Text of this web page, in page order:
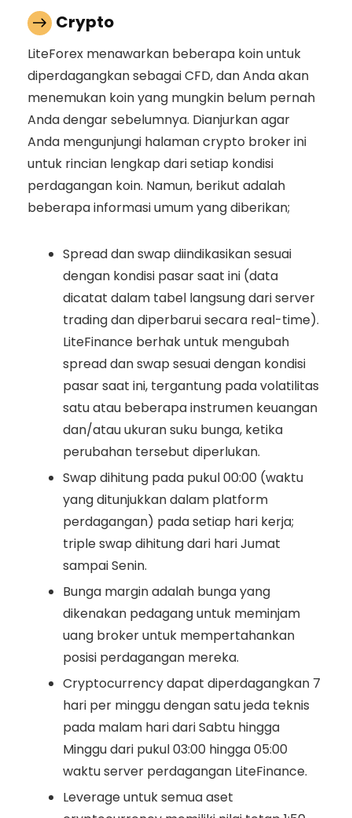
Crypto
LiteForex menawarkan beberapa koin untuk
diperdagangkan sebagai CFD, dan Anda akan
menemukan koin yang mungkin belum pernah
Anda dengar sebelumnya. Dianjurkan agar
Anda mengunjungi halaman crypto broker ini
untuk rincian lengkap dari setiap kondisi
perdagangan koin. Namun, berikut adalah
beberapa informasi umum yang diberikan;
Spread dan swap diindikasikan sesuai
dengan kondisi pasar saat ini (data
dicatat dalam tabel langsung dari server
trading dan diperbarui secara real-time).
LiteFinance berhak untuk mengubah
spread dan swap sesuai dengan kondisi
pasar saat ini, tergantung pada volatilitas
satu atau beberapa instrumen keuangan
dan/atau ukuran suku bunga, ketika
perubahan tersebut diperlukan.
Swap dihitung pada pukul 00:00 (waktu
yang ditunjukkan dalam platform
perdagangan) pada setiap hari kerja;
triple swap dihitung dari hari Jumat
sampai Senin.
Bunga margin adalah bunga yang
dikenakan pedagang untuk meminjam
uang broker untuk mempertahankan
posisi perdagangan mereka.
Cryptocurrency dapat diperdagangkan 7
hari per minggu dengan satu jeda teknis
pada malam hari dari Sabtu hingga
Minggu dari pukul 03:00 hingga 05:00
waktu server perdagangan LiteFinance.
Leverage untuk semua aset